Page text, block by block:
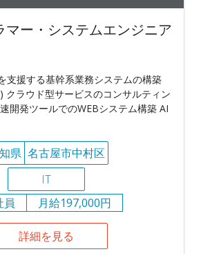
マー・システムエンジニア
支援する基幹系業務システムの構築
クラウド型サービスのコンサルティン
開発ツールでのWEBシステム構築 AI
県 名古屋市中村区
IT
員
月給197,000円
詳細を見る